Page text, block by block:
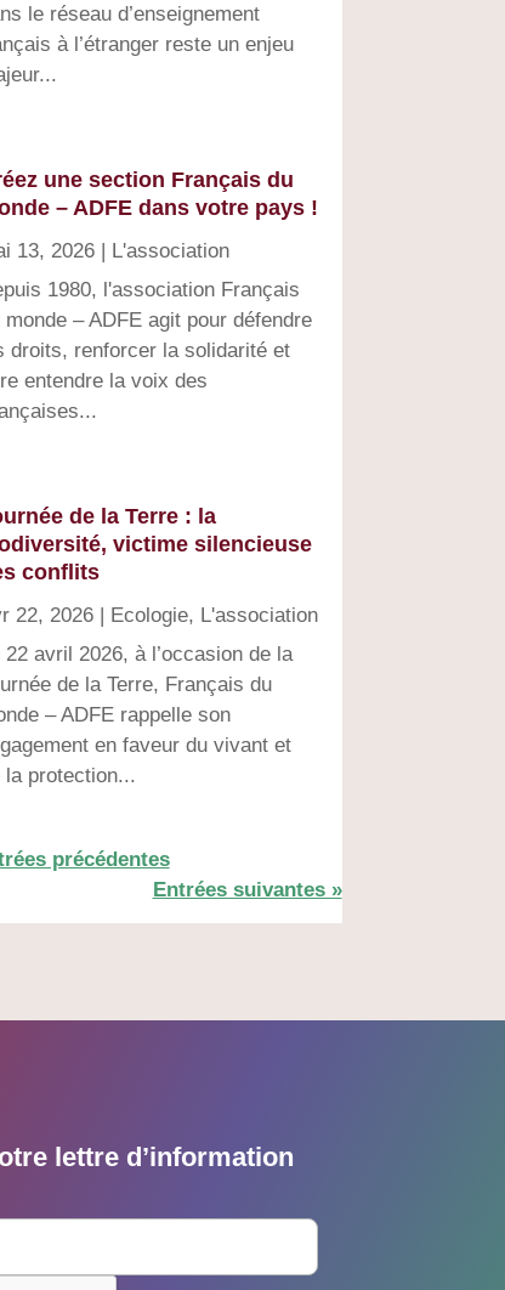
le réseau d’enseignement
à l’étranger reste un enjeu
une section Français du
– ADFE dans votre pays !
13, 2026| L'association
1980, l'association Français
monde – ADFE agit pour défendre
droits, renforcer la solidarité et
entendre la voix des
de la Terre : la
victime silencieuse
conflits
22, 2026| Ecologie, L'association
22 avril 2026, à l’occasion de la
de la Terre, Français du
– ADFE rappelle son
en faveur du vivant et
la protection...
précédentes
Entrées suivantes »
lettre d’information